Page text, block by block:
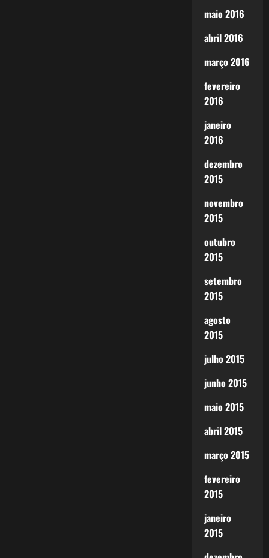
maio 2016
abril 2016
março 2016
fevereiro
2016
janeiro
2016
dezembro
2015
novembro
2015
outubro
2015
setembro
2015
agosto
2015
julho 2015
junho 2015
maio 2015
abril 2015
março 2015
fevereiro
2015
janeiro
2015